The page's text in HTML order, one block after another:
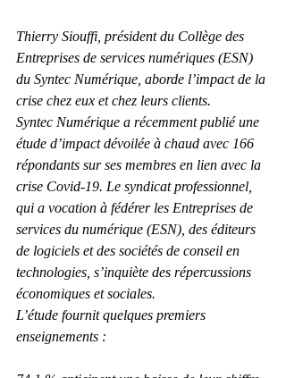
Thierry Siouffi, président du Collège des
Entreprises de services numériques (ESN)
du Syntec Numérique, aborde l’impact de la
crise chez eux et chez leurs clients.
Syntec Numérique a récemment publié une
étude d’impact dévoilée à chaud avec 166
répondants sur ses membres en lien avec la
crise Covid-19. Le syndicat professionnel,
qui a vocation à fédérer les Entreprises de
services du numérique (ESN), des éditeurs
de logiciels et des sociétés de conseil en
technologies, s’inquiète des répercussions
économiques et sociales.
L’étude fournit quelques premiers
enseignements :